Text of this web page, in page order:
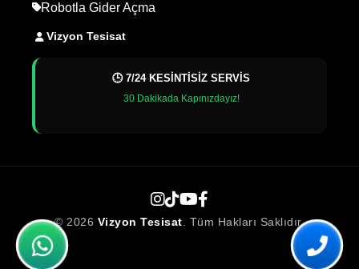
Robotla Gider Açma
Vizyon Tesisat
🕒 7/24 KESİNTİSİZ SERVİS
30 Dakikada Kapınızdayız!
© 2026 Vizyon Tesisat. Tüm Hakları Saklıdır.